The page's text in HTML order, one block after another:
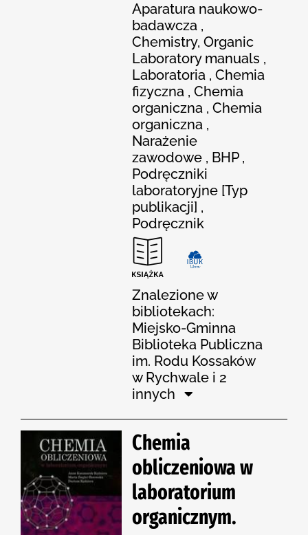
Aparatura naukowo-
badawcza ,
Chemistry, Organic
Laboratory manuals ,
Laboratoria , Chemia
fizyczna , Chemia
organiczna , Chemia
organiczna ,
Narażenie
zawodowe , BHP ,
Podręczniki
laboratoryjne [Typ
publikacji] ,
Podręcznik
Znalezione w
bibliotekach:
Miejsko-Gminna
Biblioteka Publiczna
im. Rodu Kossaków
w Rychwale i 2
innych
Chemia
obliczeniowa w
laboratorium
organicznym.